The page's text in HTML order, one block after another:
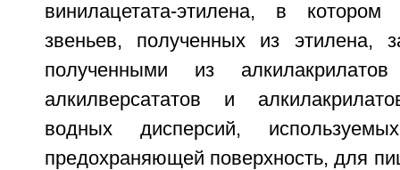
винилацетата-этилена, в
звеньев, полученных из этилена,
полученными из
алкилверсататов и
водных дисперсий,
предохраняющей поверхность, для